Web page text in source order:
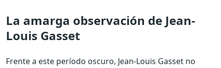
La amarga observación de Jean-
Louis Gasset
Frente a este período oscuro, Jean-Louis Gasset no